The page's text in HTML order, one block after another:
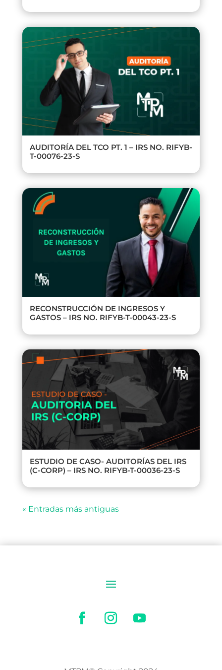
AUDITORÍA DEL TCO PT. 1 – IRS NO. RIFYB-
T-00076-23-S
RECONSTRUCCIÓN DE INGRESOS Y
GASTOS – IRS NO. RIFYB-T-00043-23-S
ESTUDIO DE CASO- AUDITORÍAS DEL IRS
(C-CORP) – IRS NO. RIFYB-T-00036-23-S
« Entradas más antiguas